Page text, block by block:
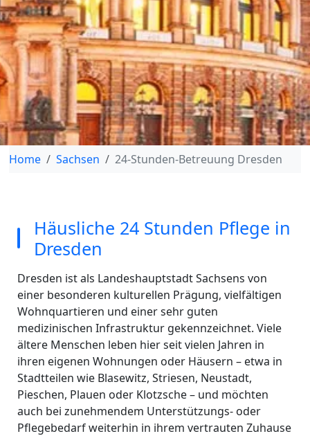
Home Sachsen 24-Stunden-Betreuung Dresden
Häusliche 24 Stunden Pflege in
Dresden
Dresden ist als Landeshauptstadt Sachsens von
einer besonderen kulturellen Prägung, vielfältigen
Wohnquartieren und einer sehr guten
medizinischen Infrastruktur gekennzeichnet. Viele
ältere Menschen leben hier seit vielen Jahren in
ihren eigenen Wohnungen oder Häusern – etwa in
Stadtteilen wie Blasewitz, Striesen, Neustadt,
Pieschen, Plauen oder Klotzsche – und möchten
auch bei zunehmendem Unterstützungs- oder
Pflegebedarf weiterhin in ihrem vertrauten Zuhause